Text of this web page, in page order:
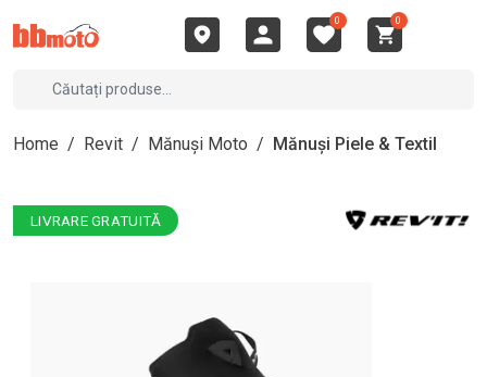
0 0
Home / Revit / Mănuși Moto / Mănuși Piele & Textil
LIVRARE GRATUITĂ